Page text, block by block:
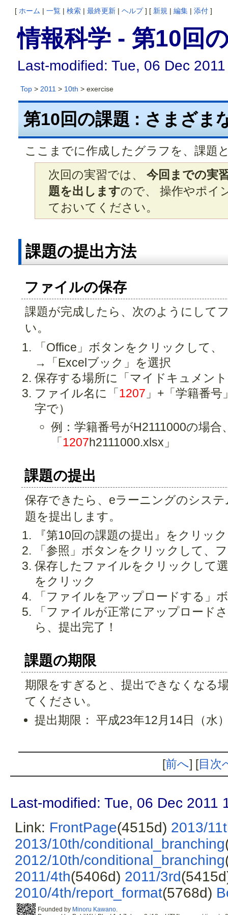
[ ホーム | 一覧 | 検索 | 最終更新 | ヘルプ] [ 新規 | 編集 | 添付 ]
情報科学 - 第10回
Last-modified: Tue, 06 Dec
Top> 2011 > 10th > exercise
第10回の課題 : さまざま
ここまでに作成したグラフを、課題
次回の実習では、 今回までの実
題を出しますので、 操作やポイ
ておいてください。
課題の提出方法
ファイルの保存
課題が完成したら、次のようにして
い。
「Office」ボタンをクリックして
→「Excelブック」を選択
保存する場所に「マイドキュメン
ファイル名に「1207 」+「学籍番
字で）
例：学籍番号がH2111000の場合
「1207h2111000.xlsx」
課題の提出
保存できたら、eラーニングのシス
題を提出します。
『第10回の課題の提出』をクリック
「参照」ボタンをクリックして、
保存したファイルをクリックして
をクリック
「ファイルをアップロードする」
「ファイルが正常にアップロード
ら、提出完了！
課題の期限
期限をすぎると、提出できなくなる
てください。
提出期限： 平成23年12月14日（水
[前へ] [目次
Last-modified: Tue, 06 Dec 2011
Link: FrontPage(4515d) 2013/
2013/10th/conditional_branching
2012/10th/conditional_branching
2011/4th(5406d) 2011/3rd
2010/4th/report_format(5768d)
Founded by Minoru Kawano.